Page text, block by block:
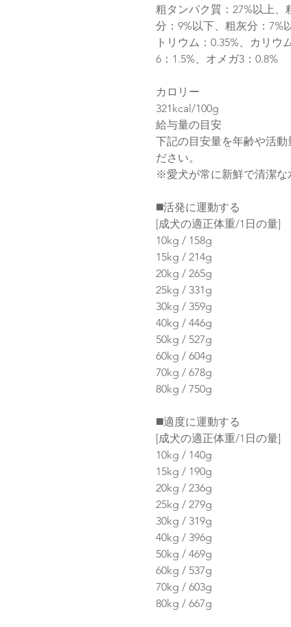
粗タンパク質：27%以上、
分：9%以下、粗灰分：7%
トリウム：0.35%、カリウ
6：1.5%、オメガ3：0.8%
カロリー
321kcal/100g
給与量の目安
下記の目安量を年齢や活動
ださい。
※愛犬が常に新鮮で清潔な
◼️活発に運動する
[成犬の適正体重/1日の量]
10kg / 158g
15kg / 214g
20kg / 265g
25kg / 331g
30kg / 359g
40kg / 446g
50kg / 527g
60kg / 604g
70kg / 678g
80kg / 750g
◼️適度に運動する
[成犬の適正体重/1日の量]
10kg / 140g
15kg / 190g
20kg / 236g
25kg / 279g
30kg / 319g
40kg / 396g
50kg / 469g
60kg / 537g
70kg / 603g
80kg / 667g